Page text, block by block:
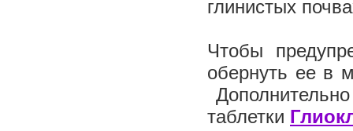
глинистых
Чтобы
обернуть ее в
таблетки